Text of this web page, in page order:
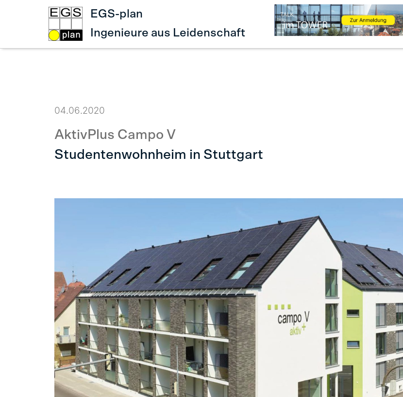
EGS-plan
Ingenieure aus Leidenschaft
04.06.2020
AktivPlus Campo V
Studentenwohnheim in Stuttgart